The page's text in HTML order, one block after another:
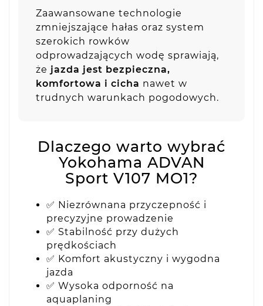
Zaawansowane technologie
zmniejszające hałas oraz system
szerokich rowków
odprowadzających wodę sprawiają,
że jazda jest bezpieczna,
komfortowa i cicha nawet w
trudnych warunkach pogodowych.
Dlaczego warto wybrać
Yokohama ADVAN
Sport V107 MO1?
✅ Niezrównana przyczepność i
precyzyjne prowadzenie
✅ Stabilność przy dużych
prędkościach
✅ Komfort akustyczny i wygodna
jazda
✅ Wysoka odporność na
aquaplaning